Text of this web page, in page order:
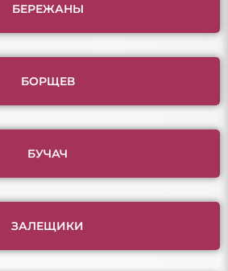
БЕРЕЖАНЫ
БОРЩЕВ
БУЧАЧ
ЗАЛЕЩИКИ